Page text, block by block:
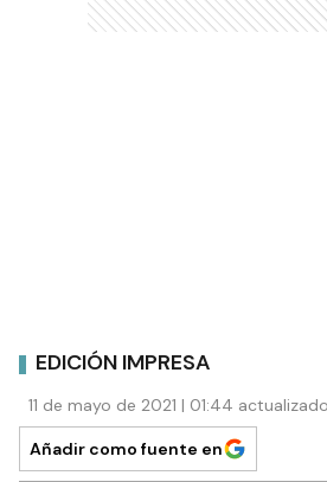
EDICIÓN IMPRESA
11 de mayo de 2021 | 01:44
Añadir como fuente en